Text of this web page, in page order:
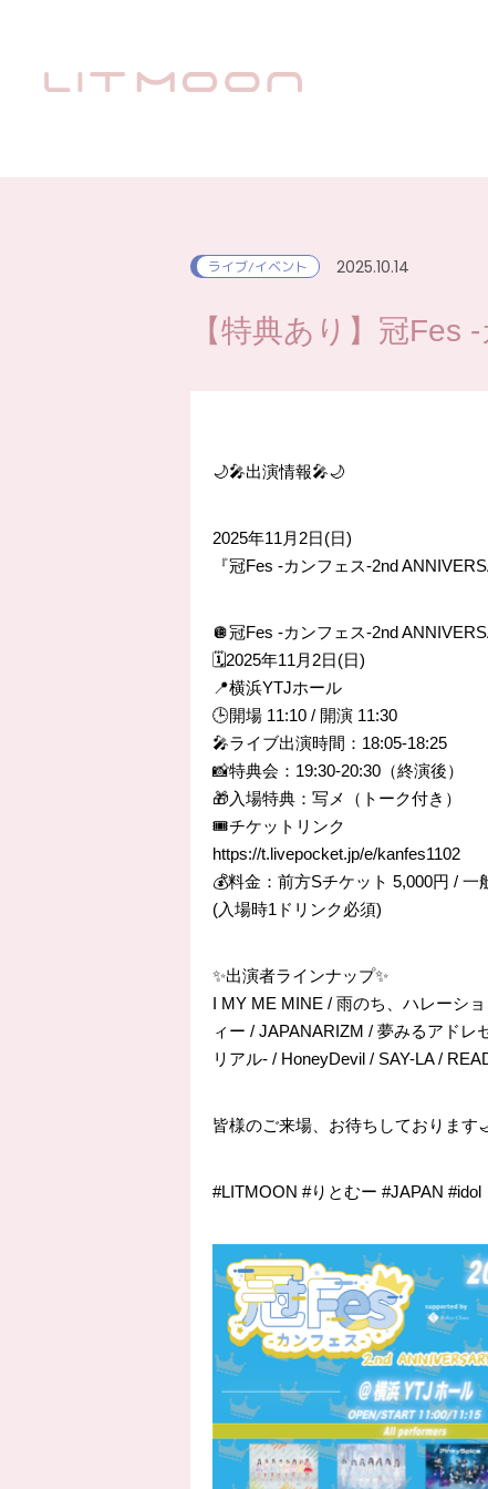
ライブ/イベント 2025.10.14
【特典あり】冠Fes
🌙🎤出演情報🎤🌙
2025年11月2日(日)
『冠Fes -カンフェス-2nd
🪩冠Fes -カンフェス-2nd
🗓️2025年11月2日(日)
📍横浜YTJホール
🕒開場 11:10 / 開演 11:30
🎤ライブ出演時間：18:05-18:25
📸特典会：19:30-20:30（終演後）
🎁入場特典：写メ（トーク付き）
🎟️チケットリンク
https://t.livepocket.jp/e/kanfes1102
💰料金：前方Sチケット 5,000円 /
(入場時1ドリンク必須)
✨出演者ラインナップ✨
I MY ME MINE / 雨のち、ハレーシ
ィー / JAPANARIZM / 夢みるアドレ
リアル- / HoneyDevil / SAY-LA /
皆様のご来場、お待ちしております
#LITMOON #りとむー #JAPAN #idol